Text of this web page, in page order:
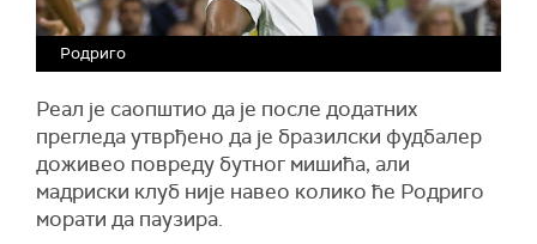
Родриго
Реал је саопштио да је после додатних
прегледа утврђено да је бразилски фудбалер
доживео повреду бутног мишића, али
мадриски клуб није навео колико ће Родриго
морати да паузира.